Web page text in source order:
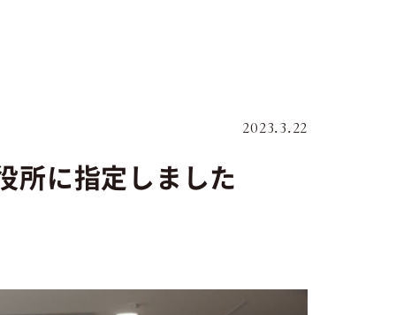
2023.3.22
所に指定しました